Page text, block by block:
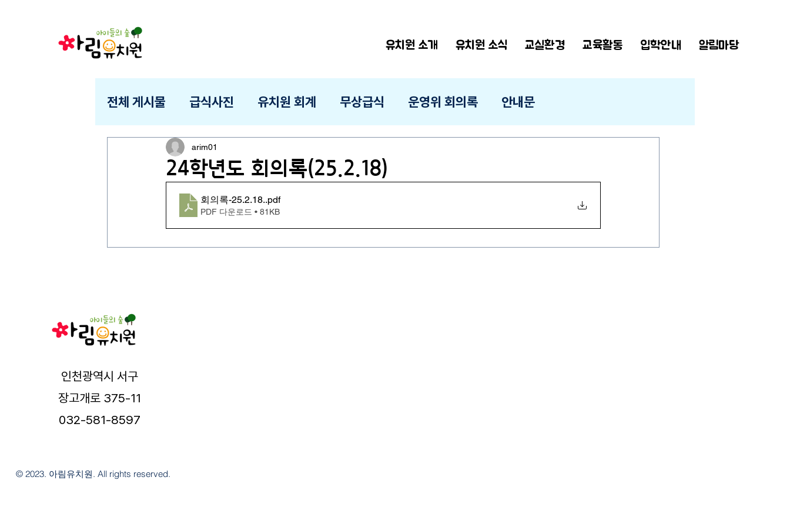
유치원 소개 유치원 소식 교실환경 교육활동 입학안내 알림마당
전체 게시물 급식사진 유치원 회계 무상급식 운영위 회의록 안내문
24학년도 회의록(25.2.18)
arim01
회의록-25.2.18..pdf
PDF 다운로드 • 81KB
인천광역시 서구
장고개로 375-11
032-581-8597
© 2023. 아림유치원. All rights reserved.